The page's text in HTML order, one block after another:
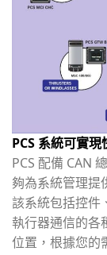
PCS 系統可實
PCS 配備 CAN
夠為系統管理提
該系統包括控件
執行器通信的各
位置，根據您的